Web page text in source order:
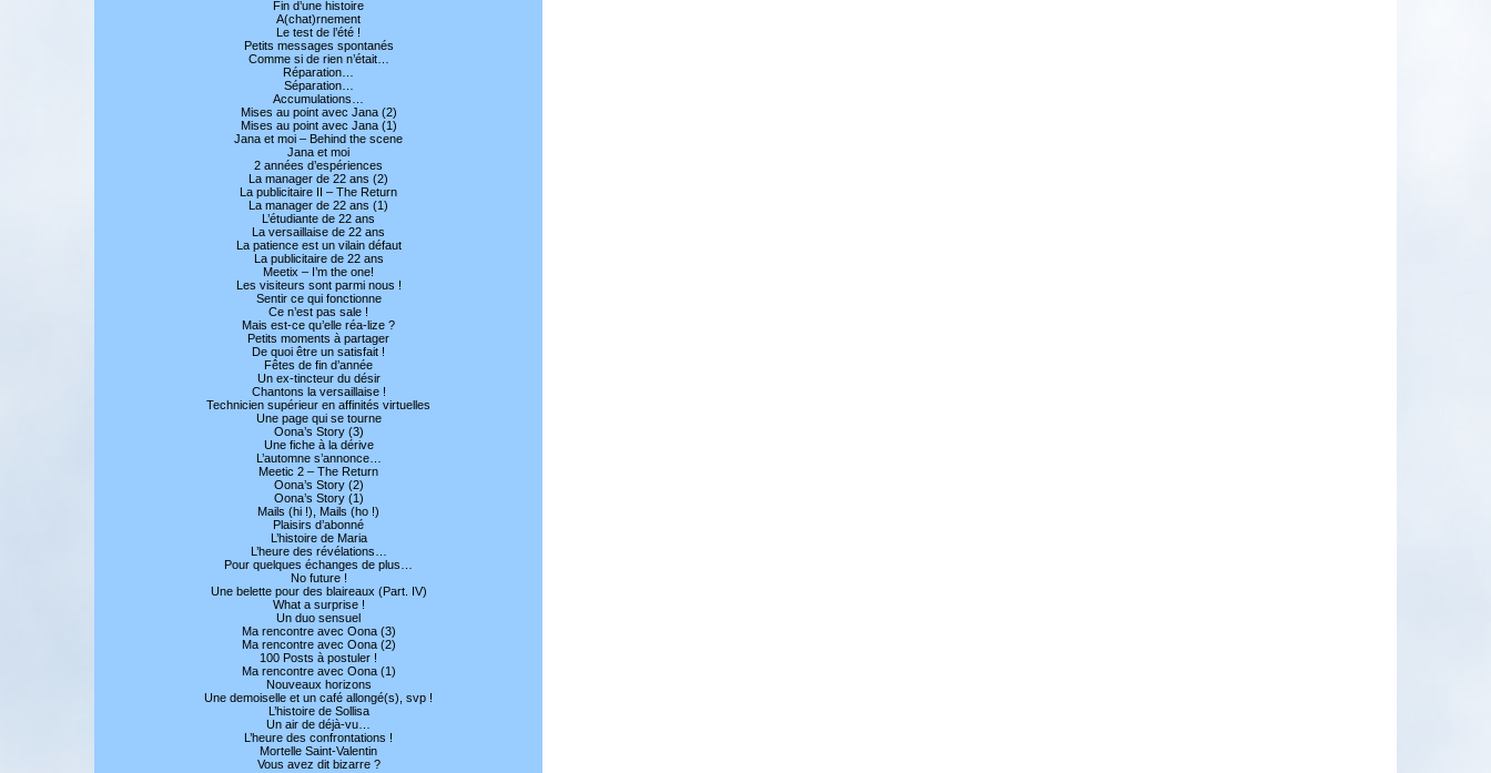
Fin d’une histoire
A(chat)rnement
Le test de l’été !
Petits messages spontanés
Comme si de rien n’était…
Réparation…
Séparation…
Accumulations…
Mises au point avec Jana (2)
Mises au point avec Jana (1)
Jana et moi – Behind the scene
Jana et moi
2 années d’espériences
La manager de 22 ans (2)
La publicitaire II – The Return
La manager de 22 ans (1)
L’étudiante de 22 ans
La versaillaise de 22 ans
La patience est un vilain défaut
La publicitaire de 22 ans
Meetix – I’m the one!
Les visiteurs sont parmi nous !
Sentir ce qui fonctionne
Ce n’est pas sale !
Mais est-ce qu’elle réa-lize ?
Petits moments à partager
De quoi être un satisfait !
Fêtes de fin d’année
Un ex-tincteur du désir
Chantons la versaillaise !
Technicien supérieur en affinités virtuelles
Une page qui se tourne
Oona’s Story (3)
Une fiche à la dérive
L’automne s’annonce…
Meetic 2 – The Return
Oona’s Story (2)
Oona’s Story (1)
Mails (hi !), Mails (ho !)
Plaisirs d’abonné
L’histoire de Maria
L’heure des révélations…
Pour quelques échanges de plus…
No future !
Une belette pour des blaireaux (Part. IV)
What a surprise !
Un duo sensuel
Ma rencontre avec Oona (3)
Ma rencontre avec Oona (2)
100 Posts à postuler !
Ma rencontre avec Oona (1)
Nouveaux horizons
Une demoiselle et un café allongé(s), svp !
L’histoire de Sollisa
Un air de déjà-vu…
L’heure des confrontations !
Mortelle Saint-Valentin
Vous avez dit bizarre ?